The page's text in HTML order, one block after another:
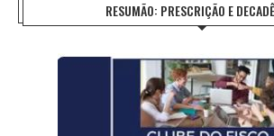
RESUMÃO: PRESCRIÇÃO E